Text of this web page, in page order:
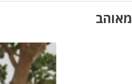
מאוהב